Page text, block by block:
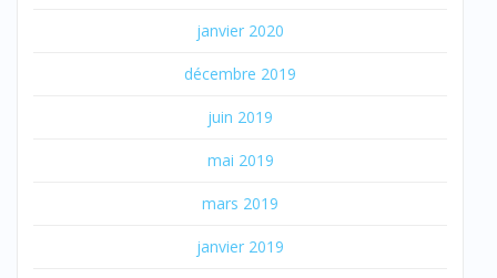
janvier 2020
décembre 2019
juin 2019
mai 2019
mars 2019
janvier 2019